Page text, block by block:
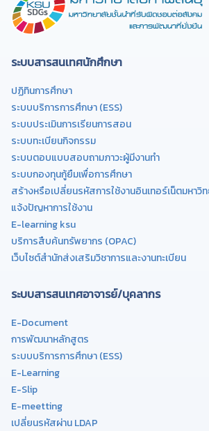
ระบบสารสนเทศนักศึกษา
ปฏิทินการศึกษา
ระบบบริการการศึกษา (ESS)
ระบบประเมินการเรียนการสอน
ระบบทะเบียนกิจกรรม
ระบบตอบแบบสอบถามภาวะผู้มีงานทำ
ระบบกองทุนกู้ยืมเพื่อการศึกษา
สร้างหรือเปลี่ยนรหัสการใช้งานอินเทอร์เน็ตมหาวิ
แจ้งปัญหาการใช้งาน
E-learning ksu
บริการสืบค้นทรัพยากร (OPAC)
เว็บไซต์สำนักส่งเสริมวิชาการและงานทะเบียน
ระบบสารสนเทศอาจารย์/บุคลากร
E-Document
การพัฒนาหลักสูตร
ระบบบริการการศึกษา (ESS)
E-Learning
E-Slip
E-meetting
เปลี่ยนรหัสผ่าน LDAP